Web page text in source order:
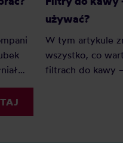
po
używać?
W tym artykule
wszystko, co
filtrach do kawy
rozmiarów, po
wskazówki, jak